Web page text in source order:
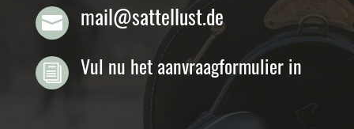
 mail@sattellust.de
i Vul nu het aanvraagformulier in